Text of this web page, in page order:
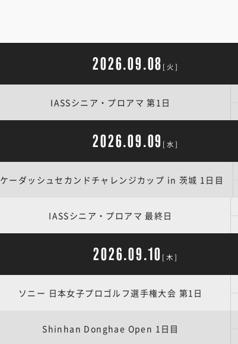
2026.09.08 [火]
IASSシニア・プロアマ 第1日
2026.09.09 [水]
ケーダッシュセカンドチャレンジカップ in 茨城 1日目
IASSシニア・プロアマ 最終日
2026.09.10 [木]
ソニー 日本女子プロゴルフ選手権大会 第1日
Shinhan Donghae Open 1日目